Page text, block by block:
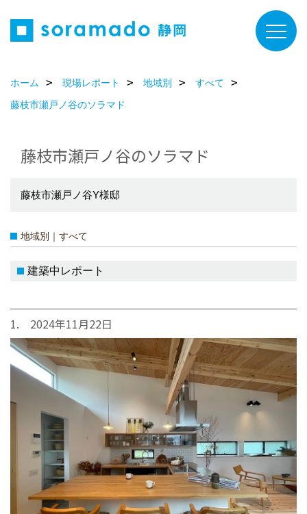
ホーム 現場レポート 地域別
すべて
藤枝市瀬戸ノ谷のソラマド
藤枝市瀬戸ノ谷のソラマド
藤枝市瀬戸ノ谷Y様邸
地域別｜すべて
建築中レポート
1. 2024年11月22日